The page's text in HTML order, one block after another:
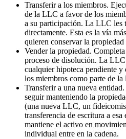
Transferir a los miembros.
de la LLC a favor de los
a su participación. La LLC les
directamente. Esta es la vía
quieren conservar la
Vender la propiedad.
proceso de disolución. La LLC
cualquier hipoteca pendiente
los miembros como parte de
Transferir a una nueva
seguir manteniendo la
(una nueva LLC, un
transferencia de escritura a
mantiene el activo en
individual entre en la cadena.